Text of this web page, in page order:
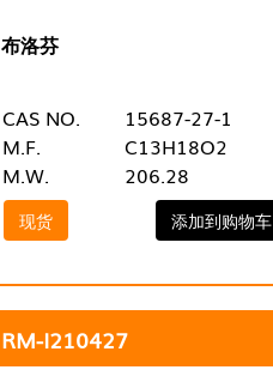
布洛芬
CAS NO.
15687-27-1
M.F.
C13H18O2
M.W.
206.28
现货 添加到购物车
RM-I210427